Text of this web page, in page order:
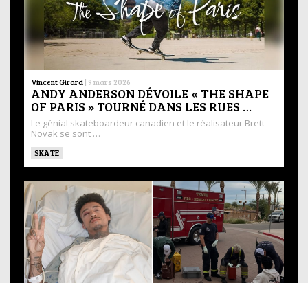
Vincent Girard | 9 mars 2026
ANDY ANDERSON DÉVOILE « THE SHAPE
OF PARIS » TOURNÉ DANS LES RUES …
Le génial skateboardeur canadien et le réalisateur Brett
Novak se sont …
SKATE